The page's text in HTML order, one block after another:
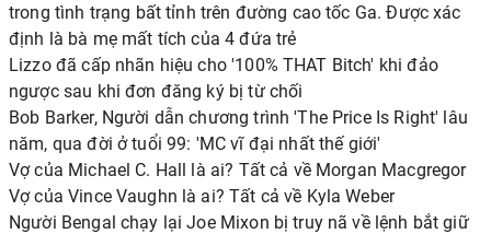
trong tình trạng bất tỉnh trên đường cao tốc Ga. Được xác
định là bà mẹ mất tích của 4 đứa trẻ
Lizzo đã cấp nhãn hiệu cho '100% THAT Bitch' khi đảo
ngược sau khi đơn đăng ký bị từ chối
Bob Barker, Người dẫn chương trình 'The Price Is Right' lâu
năm, qua đời ở tuổi 99: 'MC vĩ đại nhất thế giới'
Vợ của Michael C. Hall là ai? Tất cả về Morgan Macgregor
Vợ của Vince Vaughn là ai? Tất cả về Kyla Weber
Người Bengal chạy lại Joe Mixon bị truy nã về lệnh bắt giữ